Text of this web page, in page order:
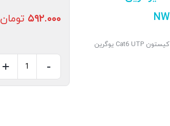
/ سوکت کیستون Cat6 UTP یوگرین
۵۹۲.۰۰۰ تومان
-
+